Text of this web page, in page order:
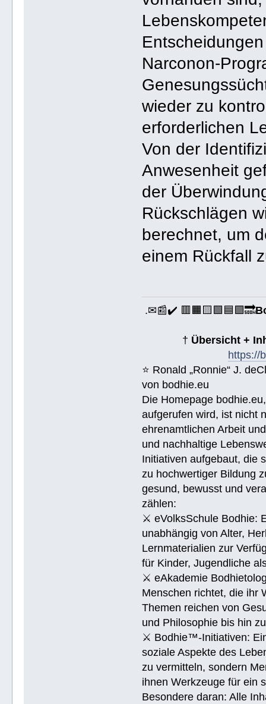
Narconon-
wieder zu
erforderlichen
Von der
Anwesenheit
der
Rückschlägen
berechnet, um
einem Rückfall
.✉📰✔️ 🟥🟧🟨🟩🟦🟪🔜
† Übersicht +
https://
⭐️ Ronald „Ronnie“ J.
von bodhie.eu
Die Homepage
aufgerufen wird, ist nicht
ehrenamtlichen Arbeit
und nachhaltige
Initiativen aufgebaut, die
zu hochwertiger Bildung
gesund, bewusst und
zählen:
⚔ eVolksSchule Bodhie:
unabhängig von Alter,
Lernmaterialien zur
für Kinder, Jugendliche
⚔ eAkademie
Menschen richtet, die ihr
Themen reichen von
und Philosophie bis hin
⚔ Bodhie™-Initiativen:
soziale Aspekte des
zu vermitteln, sondern
ihnen Werkzeuge für ein
Besondere daran: Alle